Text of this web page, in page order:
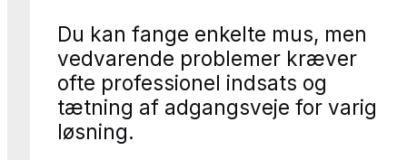
Du kan fange enkelte mus, men
vedvarende problemer kræver
ofte professionel indsats og
tætning af adgangsveje for varig
løsning.